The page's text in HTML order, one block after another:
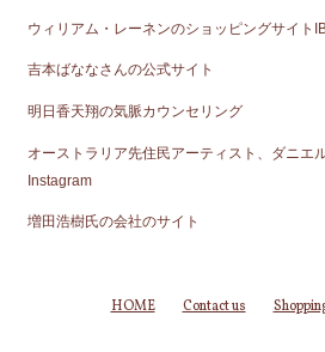
ウィリアム・レーネンのショッピングサイト
吉本ばななさんの公式サイト
明日香天翔の気脈カウンセリング
オーストラリア先住民アーティスト、ダニエ
Instagram
増田浩樹氏の会社のサイト
HOME Contact us